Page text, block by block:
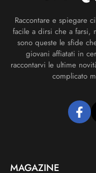
Raccontare e spiegare
facile a dirsi che a farsi,
sono queste le sfide
giovani affiatati in
raccontarvi le ultime
complicato
MAGAZINE